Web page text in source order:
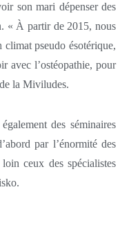
son mari dépenser des
« À partir de 2015, nous
climat pseudo ésotérique,
avec l’ostéopathie, pour
la Miviludes.
des séminaires
par l’énormité des
ceux des spécialistes